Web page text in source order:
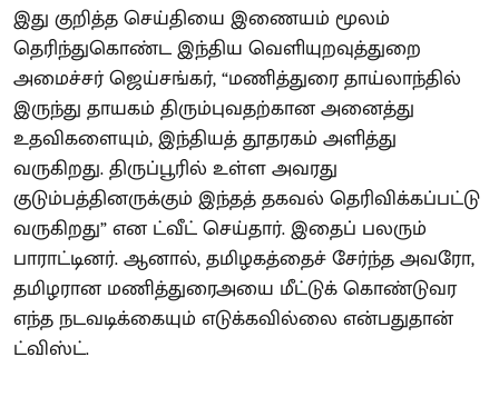
இது குறித்த செய்தியை இணையம் மூலம்
தெரிந்துகொண்ட இந்திய வெளியுறவுத்துறை
அமைச்சர் ஜெய்சங்கர், “மணித்துரை தாய்லாந்தில்
இருந்து தாயகம் திரும்புவதற்கான அனைத்து
உதவிகளையும், இந்தியத் தூதரகம் அளித்து
வருகிறது. திருப்பூரில் உள்ள அவரது
குடும்பத்தினருக்கும் இந்தத் தகவல் தெரிவிக்கப்பட்டு
வருகிறது” என ட்வீட் செய்தார். இதைப் பலரும்
பாராட்டினர். ஆனால், தமிழகத்தைச் சேர்ந்த அவரோ,
தமிழரான மணித்துரைஅயை மீட்டுக் கொண்டுவர
எந்த நடவடிக்கையும் எடுக்கவில்லை என்பதுதான்
ட்விஸ்ட்.